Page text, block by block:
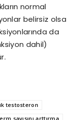
normal
belirsiz olsa
da
dahil)
testosteron
sayısını arttırma